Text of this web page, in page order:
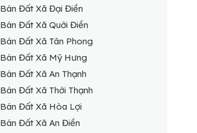
Bán Đất Xã Đại Điền
Bán Đất Xã Quới Điền
Bán Đất Xã Tân Phong
Bán Đất Xã Mỹ Hưng
Bán Đất Xã An Thạnh
Bán Đất Xã Thới Thạnh
Bán Đất Xã Hòa Lợi
Bán Đất Xã An Điền